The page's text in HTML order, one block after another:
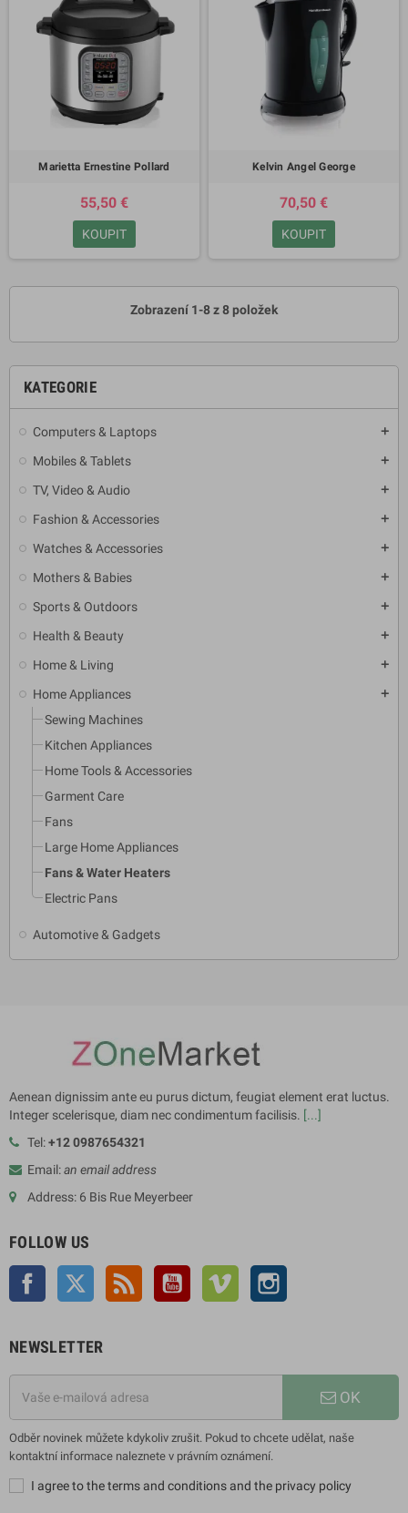
KATEGORIE
Computers & Laptops add
Mobiles & Tablets add
TV, Video & Audio add
Fashion & Accessories add
Watches & Accessories add
Mothers & Babies add
Sports & Outdoors add
Health & Beauty add
Home & Living add
Home Appliances add
Sewing Machines
Kitchen Appliances
Home Tools & Accessories
Garment Care
Fans
Large Home Appliances
Fans & Water Heaters
Electric Pans
Automotive & Gadgets
Marietta Ernestine Pollard
55,50 €
KOUPIT
Kelvin Angel George
70,50 €
KOUPIT
Zobrazení 1-8 z 8 položek
Aenean dignissim ante eu purus dictum, feugiat element erat luctus.
Integer scelerisque, diam nec condimentum facilisis. [...]
Tel:+12 0987654321
Email:an email address
Address: 6 Bis Rue Meyerbeer
FOLLOW US
Facebook Twitter Rss YouTube Vimeo
NEWSLETTER
OK
Odběr novinek můžete kdykoliv zrušit. Pokud to chcete udělat, naše
kontaktní informace naleznete v právním oznámení.
I agree to the terms and conditions and the privacy policy